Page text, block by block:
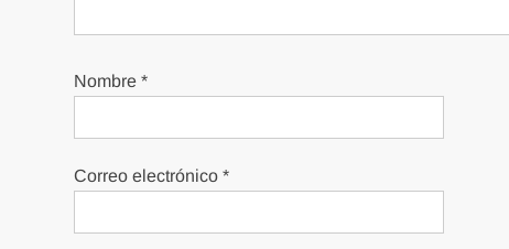
Nombre*
Correo electrónico*